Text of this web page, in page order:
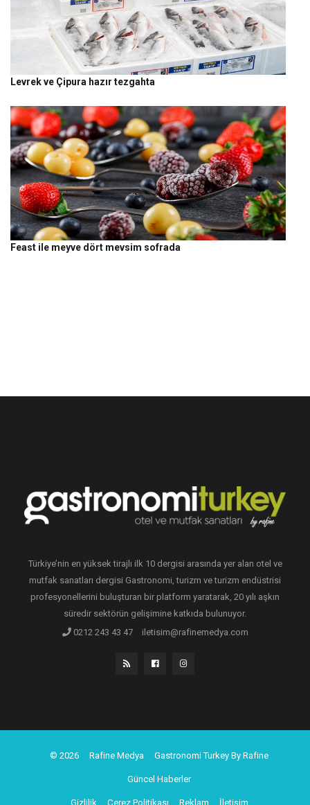
Levrek ve Çipura hazır tezgahta
Feast ile meyve dört mevsim sofrada
Türkiye’nin en yüksek tirajlı ilk 10 dergisi arasında yer alan otel ve
mutfak sanatları dergisi Gastronomi, turizm ve turizm endüstrisi
profesyonellerini buluşturan bir platform yaratarak, 20 yılı aşkın
süredir sektörün gelişimine katkıda bulunuyor.
0212 243 43 47
iletisim@rafinemedya.com
© 2026 Rafine Medya Gastronomi Turkey By Rafine
Güncel Haberler
Gizlilik Çerez Politikası Reklam İletişim